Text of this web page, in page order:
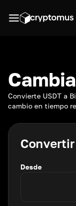
Convierte USDT a
cambio en tiempo
Convertir
Desde